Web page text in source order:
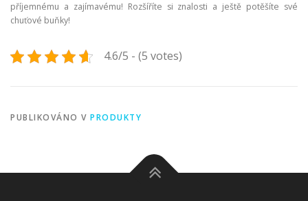
příjemnému a zajímavému! Rozšíříte si znalosti a ještě potěšíte své
chuťové buňky!
4.6/5 - (5 votes)
PUBLIKOVÁNO V PRODUKTY